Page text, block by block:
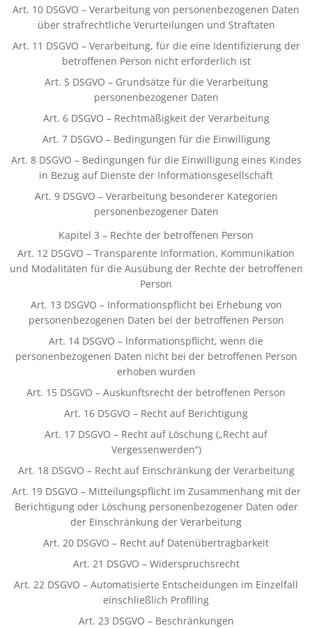
Art. 10 DSGVO – Verarbeitung von personenbezogenen Daten
über strafrechtliche Verurteilungen und Straftaten
Art. 11 DSGVO – Verarbeitung, für die eine Identifizierung der
betroffenen Person nicht erforderlich ist
Art. 5 DSGVO – Grundsätze für die Verarbeitung
personenbezogener Daten
Art. 6 DSGVO – Rechtmäßigkeit der Verarbeitung
Art. 7 DSGVO – Bedingungen für die Einwilligung
Art. 8 DSGVO – Bedingungen für die Einwilligung eines Kindes
in Bezug auf Dienste der Informationsgesellschaft
Art. 9 DSGVO – Verarbeitung besonderer Kategorien
personenbezogener Daten
Kapitel 3 – Rechte der betroffenen Person
Art. 12 DSGVO – Transparente Information, Kommunikation
und Modalitäten für die Ausübung der Rechte der betroffenen
Person
Art. 13 DSGVO – Informationspflicht bei Erhebung von
personenbezogenen Daten bei der betroffenen Person
Art. 14 DSGVO – Informationspflicht, wenn die
personenbezogenen Daten nicht bei der betroffenen Person
erhoben wurden
Art. 15 DSGVO – Auskunftsrecht der betroffenen Person
Art. 16 DSGVO – Recht auf Berichtigung
Art. 17 DSGVO – Recht auf Löschung („Recht auf
Vergessenwerden“)
Art. 18 DSGVO – Recht auf Einschränkung der Verarbeitung
Art. 19 DSGVO – Mitteilungspflicht im Zusammenhang mit der
Berichtigung oder Löschung personenbezogener Daten oder
der Einschränkung der Verarbeitung
Art. 20 DSGVO – Recht auf Datenübertragbarkeit
Art. 21 DSGVO – Widerspruchsrecht
Art. 22 DSGVO – Automatisierte Entscheidungen im Einzelfall
einschließlich Profiling
Art. 23 DSGVO – Beschränkungen